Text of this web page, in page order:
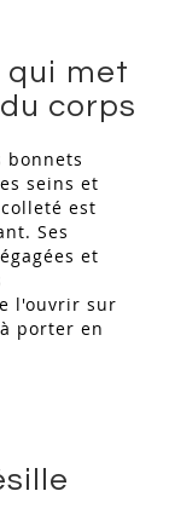
qui met
corps
bonnets
seins et
est
Ses
et
l'ouvrir sur
porter en